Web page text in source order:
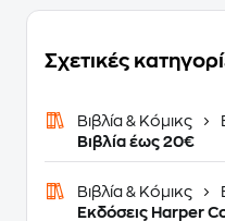
Σχετικές
Βιβλία & Κόμικς
Βιβλία έως 20€
Βιβλία & Κόμικς
Εκδόσεις Harper